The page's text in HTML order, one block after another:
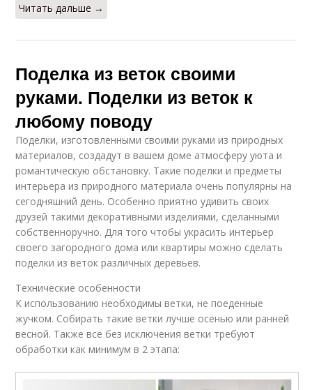
Читать дальше →
Поделка из веток своими
руками. Поделки из веток к
любому поводу
Поделки, изготовленными своими руками из природных
материалов, создадут в вашем доме атмосферу уюта и
романтическую обстановку. Такие поделки и предметы
интерьера из природного материала очень популярны на
сегодняшний день. Особенно приятно удивить своих
друзей такими декоративными изделиями, сделанными
собственноручно. Для того чтобы украсить интерьер
своего загородного дома или квартиры можно сделать
поделки из веток различных деревьев.
Технические особенности
К использованию необходимы ветки, не поеденные
жучком. Собирать такие ветки лучше осенью или ранней
весной. Также все без исключения ветки требуют
обработки как минимум в 2 этапа: